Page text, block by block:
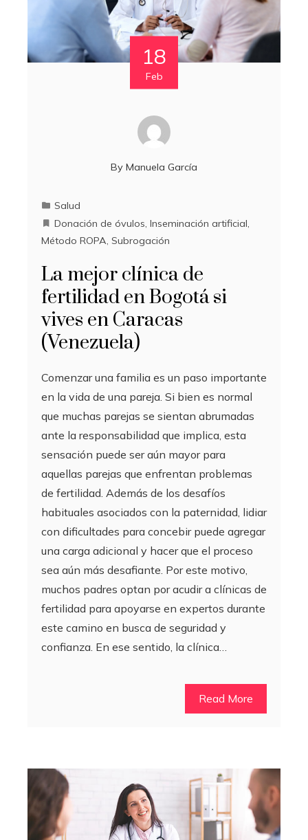
18
Feb
By Manuela García
Salud
Donación de óvulos, Inseminación artificial,
Método ROPA, Subrogación
La mejor clínica de
fertilidad en Bogotá si
vives en Caracas
(Venezuela)
Comenzar una familia es un paso importante
en la vida de una pareja. Si bien es normal
que muchas parejas se sientan abrumadas
ante la responsabilidad que implica, esta
sensación puede ser aún mayor para
aquellas parejas que enfrentan problemas
de fertilidad. Además de los desafíos
habituales asociados con la paternidad, lidiar
con dificultades para concebir puede agregar
una carga adicional y hacer que el proceso
sea aún más desafiante. Por este motivo,
muchos padres optan por acudir a clínicas de
fertilidad para apoyarse en expertos durante
este camino en busca de seguridad y
confianza. En ese sentido, la clínica…
Read More